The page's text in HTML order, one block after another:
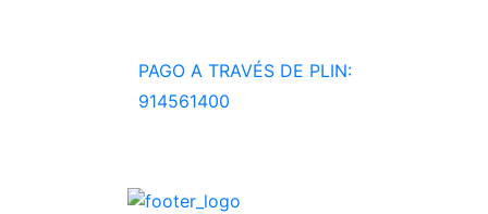
PAGO A TRAVÉS DE PLIN:
914561400